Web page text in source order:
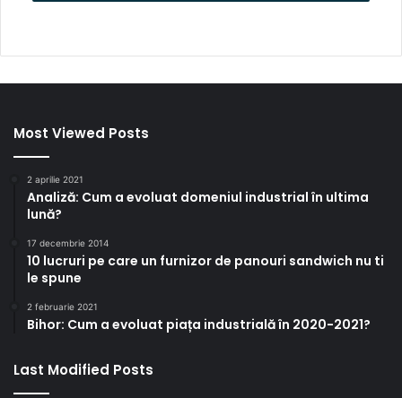
Most Viewed Posts
2 aprilie 2021
Analiză: Cum a evoluat domeniul industrial în ultima
lună?
17 decembrie 2014
10 lucruri pe care un furnizor de panouri sandwich nu ti
le spune
2 februarie 2021
Bihor: Cum a evoluat piața industrială în 2020-2021?
Last Modified Posts